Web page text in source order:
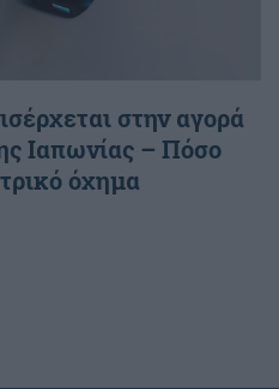
στην αγορά
Ιαπωνίας – Πόσο
όχημα